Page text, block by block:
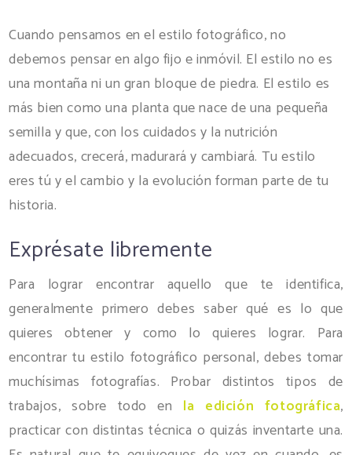
Cuando pensamos en el estilo fotográfico, no
debemos pensar en algo fijo e inmóvil. El estilo no es
una montaña ni un gran bloque de piedra. El estilo es
más bien como una planta que nace de una pequeña
semilla y que, con los cuidados y la nutrición
adecuados, crecerá, madurará y cambiará. Tu estilo
eres tú y el cambio y la evolución forman parte de tu
historia.
Exprésate libremente
Para lograr encontrar aquello que te identifica,
generalmente primero debes saber qué es lo que
quieres obtener y como lo quieres lograr. Para
encontrar tu estilo fotográfico personal, debes tomar
muchísimas fotografías. Probar distintos tipos de
trabajos, sobre todo en la edición fotográfica,
practicar con distintas técnica o quizás inventarte una.